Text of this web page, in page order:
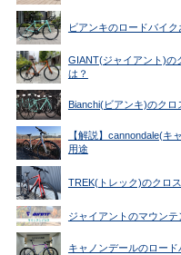
ビアンキのロードバイ
GIANT(ジャイアント)の
は？
Bianchi(ビアンキ)のク
【解説】cannondale(キ
用途
TREK(トレック)のクロ
ジャイアントのマウン
キャノンデールのロー